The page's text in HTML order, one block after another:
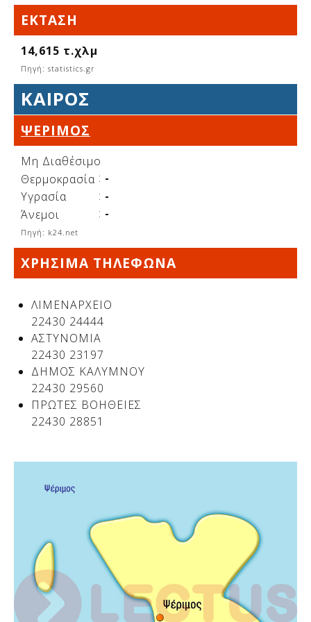
Δείτε μας:
Δείτε μας:
Δείτε μας:
Δείτε μας:
Δείτε μας:
Δείτε μας:
Δείτε μας:
Δείτε μας:
Δείτε μας:
Δείτε μας:
Δείτε μας:
Δείτε μας:
Δείτε μας:
Δείτε μας:
ΈΚΤΑΣΗ
14,615 τ.χλμ
Πηγή: statistics.gr
ΚΑΙΡΌΣ
ΨΈΡΙΜΟΣ
Μη Διαθέσιμο
Θερμοκρασία : -
Υγρασία
: -
Άνεμοι
: -
Πηγή: k24.net
ΧΡΗΣΙΜΑ ΤΗΛΕΦΩΝΑ
ΛΙΜΕΝΑΡΧΕΙΟ
22430 24444
ΑΣΤΥΝΟΜΙΑ
22430 23197
ΔΗΜΟΣ ΚΑΛΥΜΝΟΥ
22430 29560
ΠΡΩΤΕΣ ΒΟΗΘΕΙΕΣ
22430 28851